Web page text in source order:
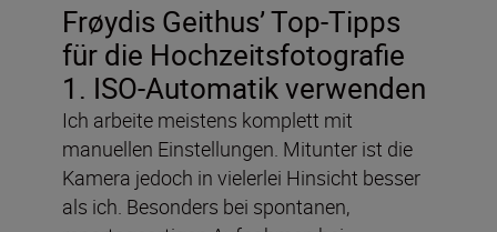
Frøydis Geithus’ Top-Tipps
für die Hochzeitsfotografie
1. ISO-Automatik verwenden
Ich arbeite meistens komplett mit
manuellen Einstellungen. Mitunter ist die
Kamera jedoch in vielerlei Hinsicht besser
als ich. Besonders bei spontanen,